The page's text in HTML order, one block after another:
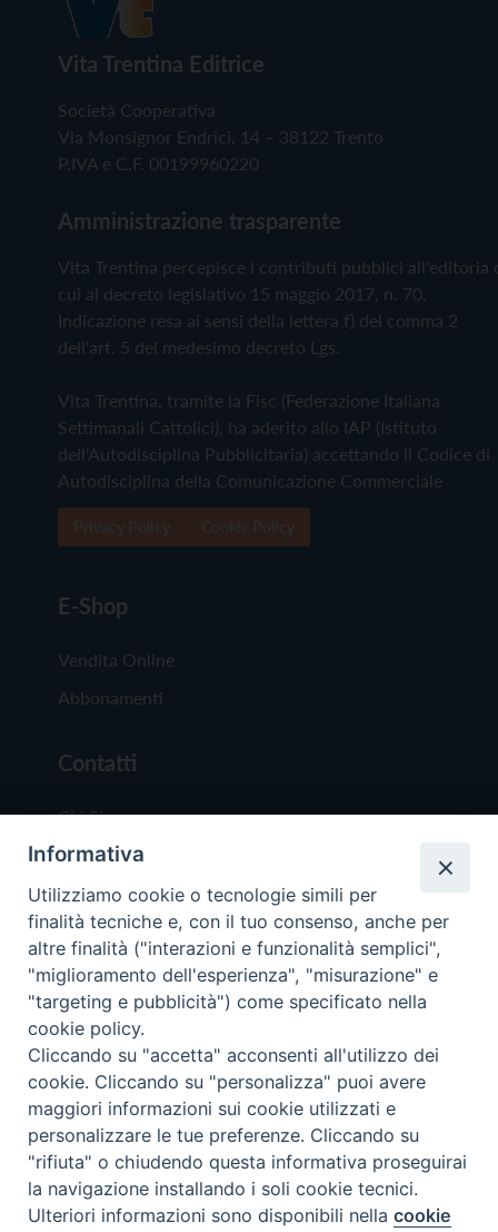
Vita Trentina Editrice
Società Cooperativa
Via Monsignor Endrici, 14 – 38122 Trento
P.IVA e C.F. 00199960220
Amministrazione trasparente
Vita Trentina percepisce i contributi pubblici all'editoria
cui al decreto legislativo 15 maggio 2017, n. 70.
Indicazione resa ai sensi della lettera f) del comma 2
dell'art. 5 del medesimo decreto Lgs.
Vita Trentina, tramite la Fisc (Federazione Italiana
Settimanali Cattolici), ha aderito allo IAP (Istituto
dell'Autodisciplina Pubblicitaria) accettando il Codice di
Autodisciplina della Comunicazione Commerciale
E-Shop
Vendita Online
Abbonamenti
Contatti
Chi Siamo
Redazione
Scrivici
Copyright © 2019 - Tutti i diritti riservati - Vita
Trentina Editrice
Privacy Policy
Torna
Preferenze Cookie
Informativa
Utilizziamo cookie o tecnologie simili per
finalità tecniche e, con il tuo consenso, anche per
altre finalità ("interazioni e funzionalità semplici",
"miglioramento dell'esperienza", "misurazione" e
"targeting e pubblicità") come specificato nella
cookie policy.
Cliccando su "accetta" acconsenti all'utilizzo dei
cookie. Cliccando su "personalizza" puoi avere
maggiori informazioni sui cookie utilizzati e
personalizzare le tue preferenze. Cliccando su
"rifiuta" o chiudendo questa informativa proseguirai
la navigazione installando i soli cookie tecnici.
Ulteriori informazioni sono disponibili nellacookie